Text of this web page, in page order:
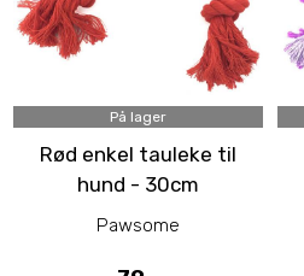
På lager
Rød enkel tauleke til
hund - 30cm
hundeleke
Pawsome